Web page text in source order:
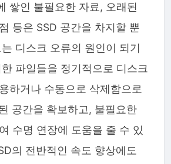
쌓인 불필요한 자료, 오래된
등은 SSD 공간을 차지할 뿐
디스크 오류의 원인이 되기
파일들을 정기적으로 디스크
하거나 수동으로 삭제함으로
공간을 확보하고, 불필요한
수명 연장에 도움을 줄 수 있
의 전반적인 속도 향상에도